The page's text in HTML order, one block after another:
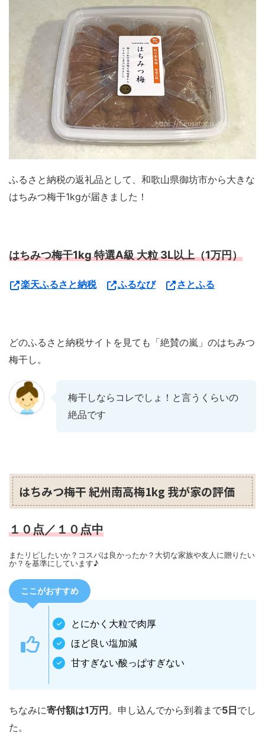
ふるさと納税の返礼品として、和歌山県御坊市から大きな
はちみつ梅干1kgが届きました！
はちみつ梅干1kg 特選A級 大粒 3L以上（1万円）
楽天ふるさと納税 ふるなび さとふる
どのふるさと納税サイトを見ても「絶賛の嵐」のはちみつ
梅干し。
梅干しならコレでしょ！と言うくらいの
絶品です
はちみつ梅干 紀州南高梅1kg 我が家の評価
１０点／１０点中
またリピしたいか？コスパは良かったか？大切な家族や友人に贈りたい
か？を基準にしています♪
ここがおすすめ
とにかく大粒で肉厚
ほど良い塩加減
甘すぎない酸っぱすぎない
ちなみに寄付額は1万円 。申し込んでから到着まで5日でし
た。